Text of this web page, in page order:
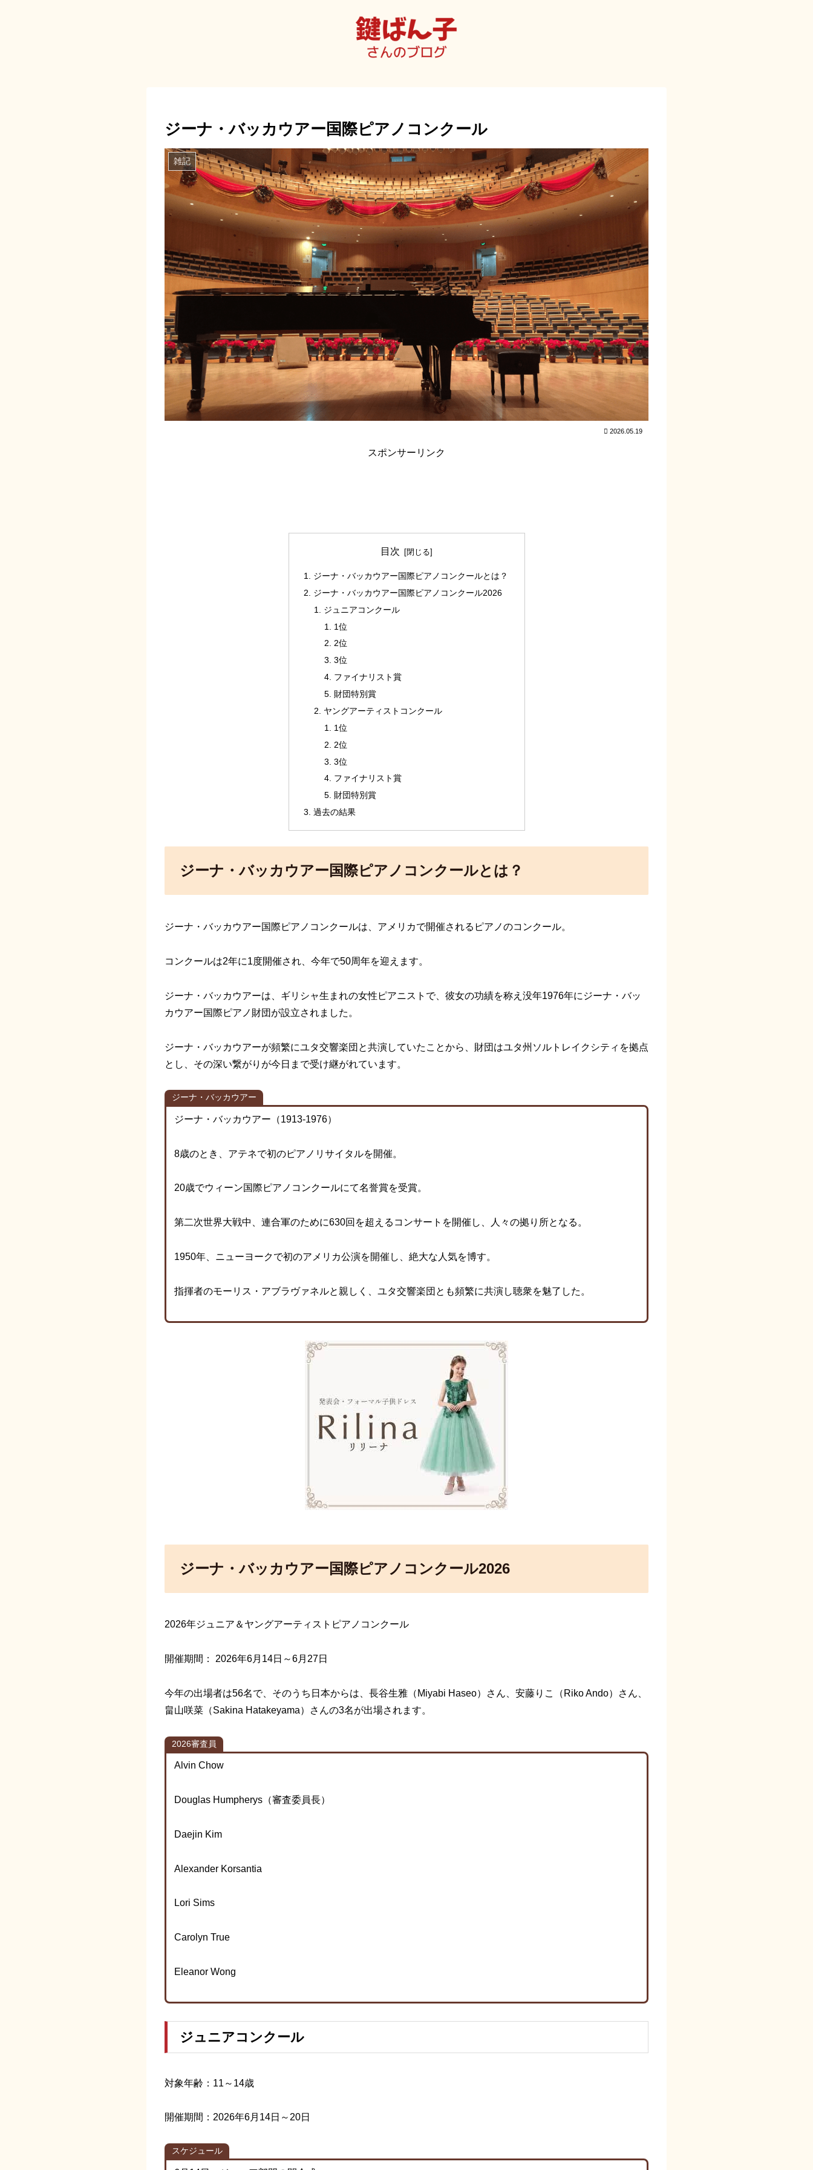
ジーナ・バッカウアー国際ピアノコンクール
雑記
2026.05.19
スポンサーリンク
目次
ジーナ・バッカウアー国際ピアノコンクールとは？
ジーナ・バッカウアー国際ピアノコンクール2026
ジュニアコンクール
1位
2位
3位
ファイナリスト賞
財団特別賞
ヤングアーティストコンクール
1位
2位
3位
ファイナリスト賞
財団特別賞
過去の結果
ジーナ・バッカウアー国際ピアノコンクールとは？
ジーナ・バッカウアー国際ピアノコンクールは、アメリカで開催されるピアノのコンクール。
コンクールは2年に1度開催され、今年で50周年を迎えます。
ジーナ・バッカウアーは、ギリシャ生まれの女性ピアニストで、彼女の功績を称え没年1976年に ジーナ・バッ
カウアー国際ピアノ財団 が設立されました。
ジーナ・バッカウアーが頻繁にユタ交響楽団と共演していたことから、財団はユタ州ソルトレイクシティを拠点
とし、その深い繋がりが今日まで受け継がれています。
ジーナ・バッカウアー
ジーナ・バッカウアー（1913-1976）
8歳のとき、アテネで初のピアノリサイタルを開催。
20歳でウィーン国際ピアノコンクールにて名誉賞を受賞。
第二次世界大戦中、連合軍のために630回を超えるコンサートを開催し、人々の拠り所となる。
1950年、ニューヨークで初のアメリカ公演を開催し、絶大な人気を博す。
指揮者のモーリス・アブラヴァネルと親しく、ユタ交響楽団とも頻繁に共演し聴衆を魅了した。
ジーナ・バッカウアー国際ピアノコンクール2026
2026年ジュニア＆ヤングアーティストピアノコンクール
開催期間： 2026年6月14日～6月27日
今年の出場者は56名で、そのうち日本からは、長谷生雅（Miyabi Haseo）さん、安藤りこ（Riko Ando）さん、
畠山咲菜（Sakina Hatakeyama）さんの3名が出場されます。
2026審査員
Alvin Chow
Douglas Humpherys（審査委員長）
Daejin Kim
Alexander Korsantia
Lori Sims
Carolyn True
Eleanor Wong
ジュニアコンクール
対象年齢：11～14歳
開催期間：2026年6月14日～20日
スケジュール